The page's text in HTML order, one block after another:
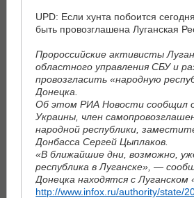
UPD: Если хунта побоится
быть провозглашена Луганская
Пророссийские активисты
областного управления СБУ и
провозгласить «народную
Донецка.
Об этом РИА Новости сообщил
Украины, член
народной республики,
Донбасса Сергей Цыплаков.
«В ближайшие дни, возможно,
республика в Луганске», —
Донецка находятся с
http://www.infox.ru/authority/state/